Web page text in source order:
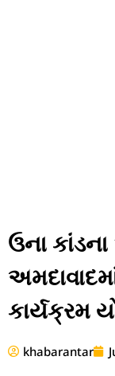
ઉના કાંડના
કાર્યક્રમ
khabarantar